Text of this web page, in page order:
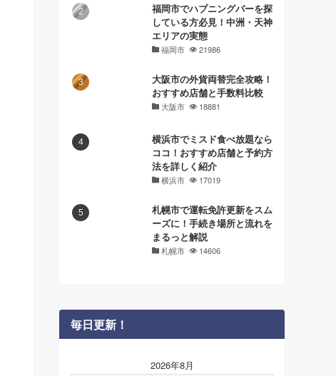
福岡市でハプニングバーを探
している方必見！中洲・天神
エリアの実態
福岡市 21986
大阪市の外貨両替完全攻略！
おすすめ店舗と手数料比較
大阪市 18881
横浜市でミスド食べ放題なら
ココ！おすすめ店舗と予約方
法を詳しく紹介
横浜市 17019
札幌市で運転免許更新をスム
ーズに！手続き場所と流れを
まるっと解説
札幌市 14606
毎日更新！
2026年8月